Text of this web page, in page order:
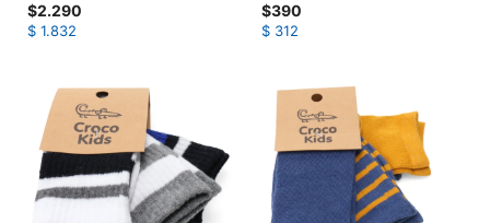
$2.290
$ 1.832
$390
$ 312